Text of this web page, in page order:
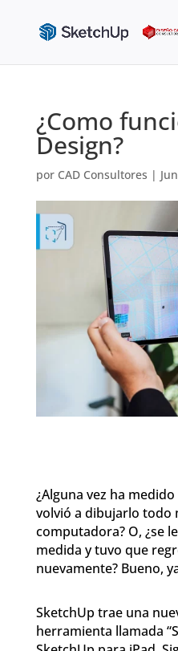
¿Como
Design?
por CAD Consultores |
¿Alguna vez ha
volvió a dibujarlo todo
computadora? O, ¿se
medida y tuvo que
nuevamente? Bueno,
SketchUp trae una
herramienta llamada